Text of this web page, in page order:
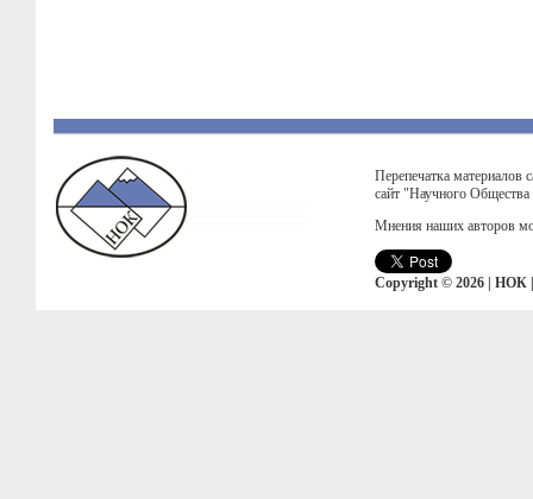
Перепечатка материалов
сайт "Научного
Мнения наших авторов
Copyright © 2026 | НОК